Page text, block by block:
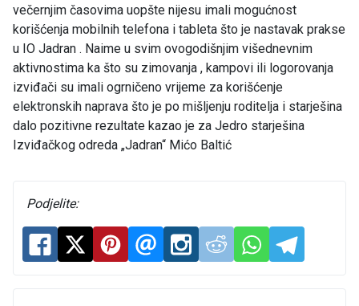
večernjim časovima uopšte nijesu imali mogućnost
korišćenja mobilnih telefona i tableta što je nastavak prakse
u IO Jadran . Naime u svim ovogodišnjim višednevnim
aktivnostima ka što su zimovanja , kampovi ili logorovanja
izviđači su imali ogrničeno vrijeme za korišćenje
elektronskih naprava što je po mišljenju roditelja i starješina
dalo pozitivne rezultate kazao je za Jedro starješina
Izviđačkog odreda „Jadran“ Mićo Baltić
Podjelite: